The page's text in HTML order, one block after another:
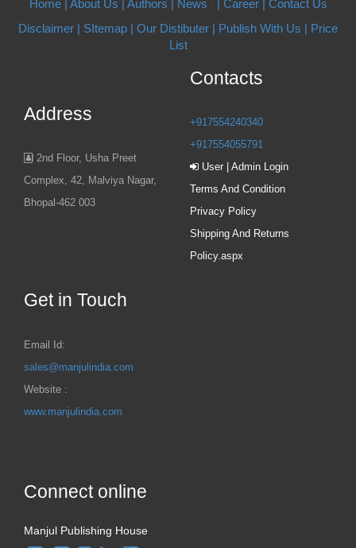
Home | About Us | Authors | News | Career | Contact Us
Disclaimer | SItemap | Our Distibuter | Publish With Us | Price
List
Address
2nd Floor, Usha Preet
Complex, 42, Malviya Nagar,
Bhopal-462 003
Contacts
+917554240340
+917554055791
User | Admin Login
Terms And Condition
Privacy Policy
Shipping And Returns
Policy.aspx
Get in Touch
Email Id:
sales@manjulindia.com
Website :
www.manjulindia.com
Connect online
Manjul Publishing House